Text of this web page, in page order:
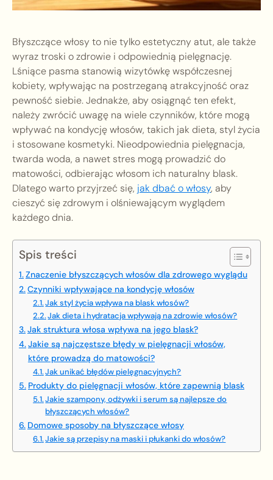
Błyszczące włosy to nie tylko estetyczny atut, ale także
wyraz troski o zdrowie i odpowiednią pielęgnację.
Lśniące pasma stanowią wizytówkę współczesnej
kobiety, wpływając na postrzeganą atrakcyjność oraz
pewność siebie. Jednakże, aby osiągnąć ten efekt,
należy zwrócić uwagę na wiele czynników, które mogą
wpływać na kondycję włosów, takich jak dieta, styl życia
i stosowane kosmetyki. Nieodpowiednia pielęgnacja,
twarda woda, a nawet stres mogą prowadzić do
matowości, odbierając włosom ich naturalny blask.
Dlatego warto przyjrzeć się, jak dbać o włosy, aby
cieszyć się zdrowym i olśniewającym wyglądem
każdego dnia.
Spis treści
Znaczenie błyszczących włosów dla zdrowego wyglądu
Czynniki wpływające na kondycję włosów
Jak styl życia wpływa na blask włosów?
Jak dieta i hydratacja wpływają na zdrowie włosów?
Jak struktura włosa wpływa na jego blask?
Jakie są najczęstsze błędy w pielęgnacji włosów,
które prowadzą do matowości?
Jak unikać błędów pielęgnacyjnych?
Produkty do pielęgnacji włosów, które zapewnią blask
Jakie szampony, odżywki i serum są najlepsze do
błyszczących włosów?
Domowe sposoby na błyszczące włosy
Jakie są przepisy na maski i płukanki do włosów?